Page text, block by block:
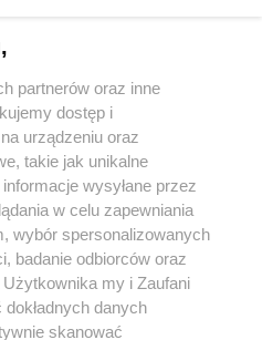
Instagram Youtube
partnerów oraz inne
dostęp i
urządzeniu oraz
takie jak unikalne
wysyłane przez
w celu zapewniania
wybór spersonalizowanych
badanie odbiorców oraz
Użytkownika my i Zaufani
danych
skanować